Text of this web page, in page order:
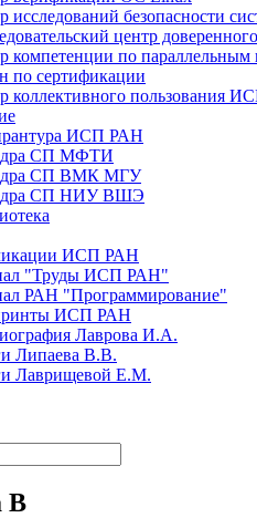
исследований безопасности
центр
компетенции по
по сертификации
коллективного пользования
ИСП РАН
СП МФТИ
СП ВМК МГУ
СП НИУ ВШЭ
ИСП РАН
"Труды ИСП РАН"
РАН "Программирование"
ИСП РАН
Лаврова И.А.
Липаева В.В.
Лаврищевой Е.М.
B